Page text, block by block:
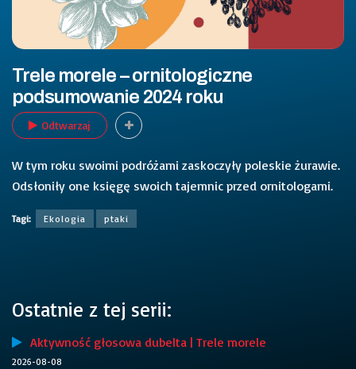
Trele morele – ornitologiczne
podsumowanie 2024 roku
Odtwarzaj
W tym roku swoimi podróżami zaskoczyły poleskie żurawie.
Odsłoniły one księgę swoich tajemnic przed ornitologami.
Tagi: Ekologia ptaki
Ostatnie z tej serii:
Aktywność głosowa dubelta | Trele morele
2026-08-08